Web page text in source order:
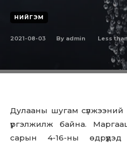
НИЙГЭМ
2021-08-03 By admin Less
Дулааны шугам
үргэлжилж байна.
сарын 4-16-ны